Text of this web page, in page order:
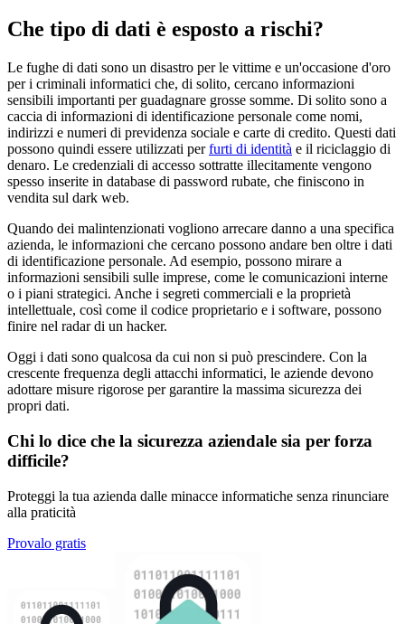
Che tipo di dati è esposto a rischi?
Le fughe di dati sono un disastro per le vittime e un'occasione d'oro
per i criminali informatici che, di solito, cercano informazioni
sensibili importanti per guadagnare grosse somme. Di solito sono a
caccia di informazioni di identificazione personale come nomi,
indirizzi e numeri di previdenza sociale e carte di credito. Questi dati
possono quindi essere utilizzati perfurti di identità e il riciclaggio di
denaro. Le credenziali di accesso sottratte illecitamente vengono
spesso inserite in database di password rubate, che finiscono in
vendita sul dark web.
Quando dei malintenzionati vogliono arrecare danno a una specifica
azienda, le informazioni che cercano possono andare ben oltre i dati
di identificazione personale. Ad esempio, possono mirare a
informazioni sensibili sulle imprese, come le comunicazioni interne
o i piani strategici. Anche i segreti commerciali e la proprietà
intellettuale, così come il codice proprietario e i software, possono
finire nel radar di un hacker.
Oggi i dati sono qualcosa da cui non si può prescindere. Con la
crescente frequenza degli attacchi informatici, le aziende devono
adottare misure rigorose per garantire la massima sicurezza dei
propri dati.
Chi lo dice che la sicurezza aziendale sia per forza
difficile?
Proteggi la tua azienda dalle minacce informatiche senza rinunciare
alla praticità
Provalo gratis